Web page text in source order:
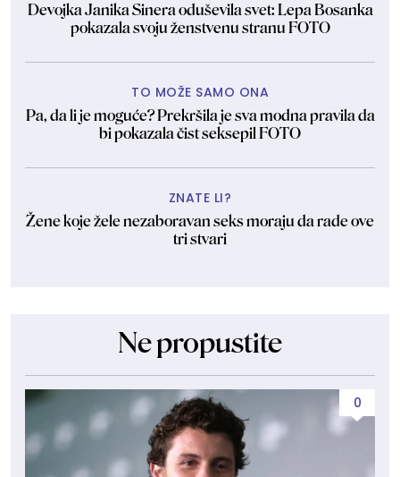
Devojka Janika Sinera oduševila svet: Lepa Bosanka
pokazala svoju ženstvenu stranu FOTO
TO MOŽE SAMO ONA
Pa, da li je moguće? Prekršila je sva modna pravila da
bi pokazala čist seksepil FOTO
ZNATE LI?
Žene koje žele nezaboravan seks moraju da rade ove
tri stvari
Ne propustite
0